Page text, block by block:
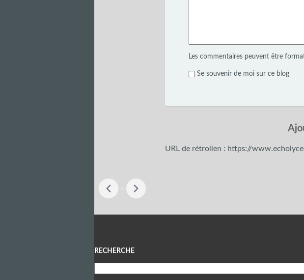
Les commentaires peuvent être
Se souvenir de moi sur ce blog
URL de rétrolien : https://
-
Menu
RECHERCHE